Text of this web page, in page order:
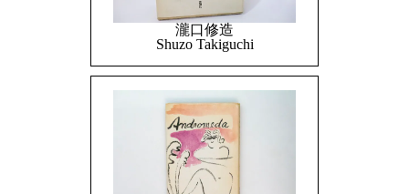
瀧口修造
Shuzo Takiguchi